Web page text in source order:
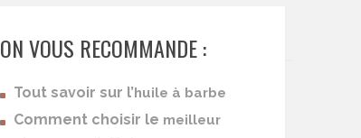
ON VOUS RECOMMANDE :
Tout savoir sur l’ huile à barbe
Comment choisir le meilleur